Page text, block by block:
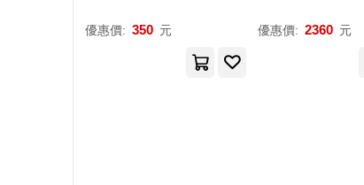
優惠價: 350 元 優惠價: 2360 元